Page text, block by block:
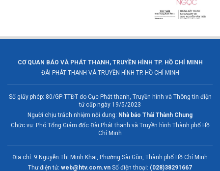
CƠ QUAN BÁO VÀ PHÁT THANH, TRUYỀN HÌNH TP. HỒ CHÍ MINH
ĐÀI PHÁT THANH VÀ TRUYỀN HÌNH TP. HỒ CHÍ MINH
Số giấy phép: 80/GP-TTĐT do Cục Phát thanh, Truyền hình và Thông tin điện
tử cấp ngày 19/5/2023
Người chịu trách nhiệm nội dung: Nhà báo Thái Thành Chung
Chức vụ: Phó Tổng Giám đốc Đài Phát thanh và Truyền hình Thành phố Hồ
Chí Minh
Địa chỉ: 9 Nguyễn Thị Minh Khai, Phường Sài Gòn, Thành phố Hồ Chí Minh
Thư điện tử: web@htv.com.vn Số điện thoại: (028)38291667